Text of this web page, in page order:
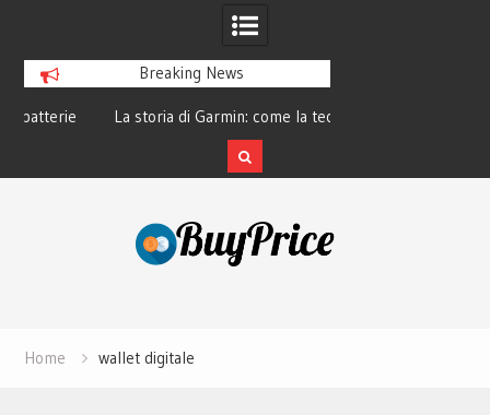
Breaking News
La storia di Garmin: come la tecnologia
GPS ha cambiato lo sport
Home wallet digitale